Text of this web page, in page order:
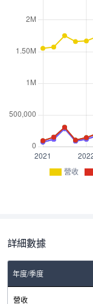
營收
詳細數據
年度/季度2025-Q3
營收